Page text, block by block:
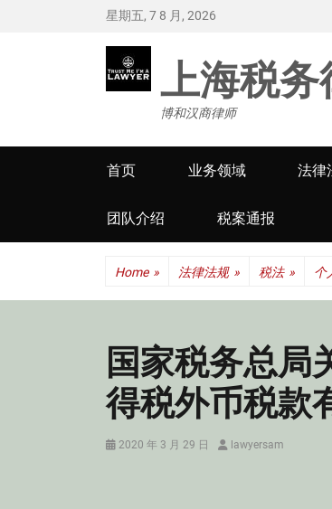
星期五, 7 8 月, 2026
上海税务
博和汉商律师
Primary
menu
首页 业务领域 法律
团队介绍 税案通报
Home » 法律法规 » 税法 » 个
国家税务总局
得税外币税款
Posted
2020 年 3 月 29 日 Authorlawyersam